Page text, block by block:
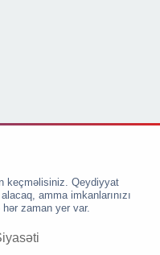
keçməlisiniz. Qeydiyyat
amma imkanlarınızı
hər zaman yer var.